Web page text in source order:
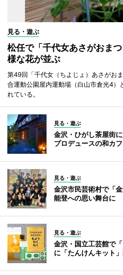
見る・遊ぶ
松任で「千代女あさがおま
様な花が並ぶ
第49回「千代女（ちよじょ）あさがお
合運動公園屋内運動場（白山市倉光4）
れている。
見る・遊ぶ
金沢・ひがし茶屋街
プロデュースの和カ
見る・遊ぶ
金沢市民芸術村で「
能登への思い舞台に
見る・遊ぶ
金沢・国立工芸館で
に「たんけんキット